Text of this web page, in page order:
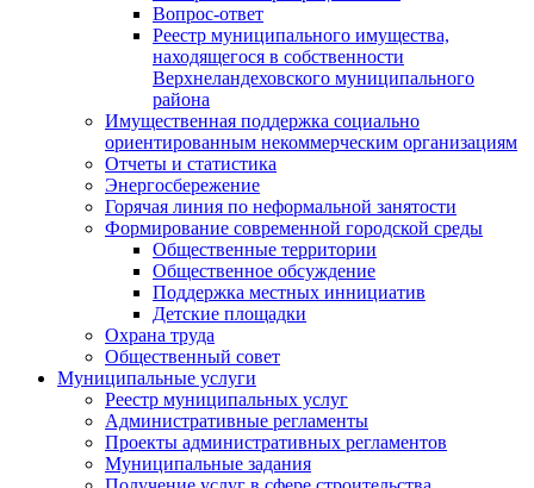
Вопрос-ответ
Реестр муниципального имущества,
находящегося в собственности
Верхнеландеховского муниципального
района
Имущественная поддержка социально
ориентированным некоммерческим организациям
Отчеты и статистика
Энергосбережение
Горячая линия по неформальной занятости
Формирование современной городской среды
Общественные территории
Общественное обсуждение
Поддержка местных иннициатив
Детские площадки
Охрана труда
Общественный совет
Муниципальные услуги
Реестр муниципальных услуг
Административные регламенты
Проекты административных регламентов
Муниципальные задания